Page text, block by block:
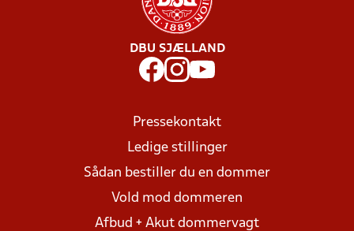
DBU SJÆLLAND
Pressekontakt
Ledige stillinger
Sådan bestiller du en dommer
Vold mod dommeren
Afbud + Akut dommervagt